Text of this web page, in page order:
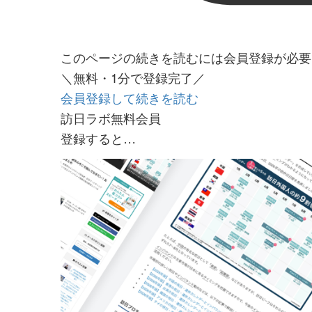
このページの続きを読むには会員登録が必
＼無料・1分で登録完了／
会員登録して続きを読む
訪日ラボ無料会員
登録すると…